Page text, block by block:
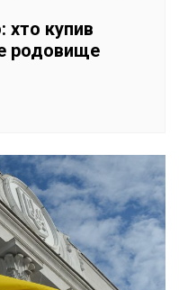
хто купив
родовище